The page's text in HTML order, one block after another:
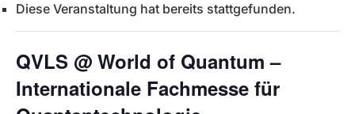
Diese Veranstaltung hat bereits stattgefunden.
QVLS @ World of Quantum –
Internationale Fachmesse für